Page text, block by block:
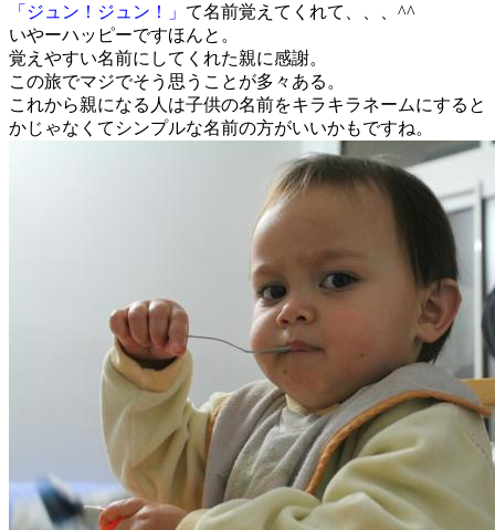
「ジュン！ジュン！」 て名前覚えてくれて、、、^^
いやーハッピーですほんと。
覚えやすい名前にしてくれた親に感謝。
この旅でマジでそう思うことが多々ある。
これから親になる人は子供の名前をキラキラネームにすると
かじゃなくてシンプルな名前の方がいいかもですね。